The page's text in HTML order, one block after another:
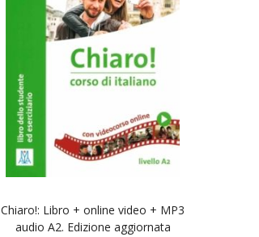
Chiaro!: Libro + online video + MP3
audio A2. Edizione aggiornata